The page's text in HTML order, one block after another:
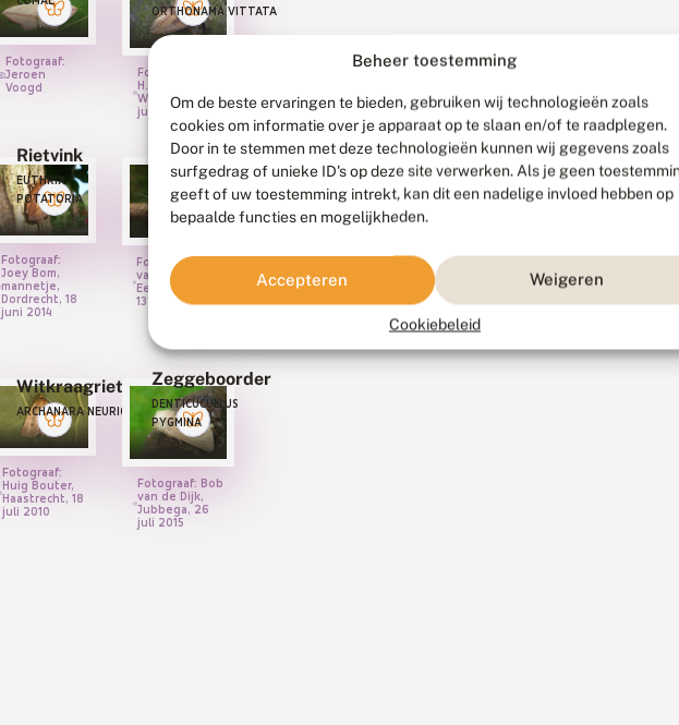
Beheer toestemming
Om de beste ervaringen te bieden, gebruiken wij technologieën zoals
cookies om informatie over je apparaat op te slaan en/of te raadplegen.
Door in te stemmen met deze technologieën kunnen wij gegevens zoals
surfgedrag of unieke ID's op deze site verwerken. Als je geen
geeft of uw toestemming intrekt, kan dit een nadelige invloed hebben op
bepaalde functies en mogelijkheden.
Accepteren Weigeren
Cookiebeleid
Fotograaf:
Jeroen
Voogd
ORTHONAMA VITTATA
Fotograaf: Ab
H. Baas,
Wassenaar, 8
juni 1992
Rietvink
EUTHRIX
POTATORIA
Fotograaf:
Joey Bom,
mannetje,
Dordrecht, 18
juni 2014
Sneeuwbeer
SPILOSOMA
URTICAE
Fotograaf: Bob
van de Dijk,
Eernewoude,
13 juli 2010
Witkraagrietboorder
ARCHANARA NEURICA
Fotograaf:
Huig Bouter,
Haastrecht, 18
juli 2010
Zeggeboorder
DENTICUCULLUS
PYGMINA
Fotograaf: Bob
van de Dijk,
Jubbega, 26
juli 2015